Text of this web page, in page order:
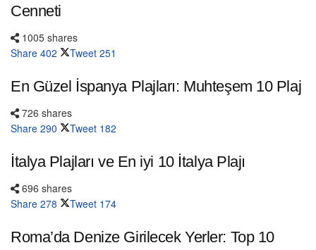
Cenneti
1005 shares
Share 402 Tweet 251
En Güzel İspanya Plajları: Muhteşem 10 Plaj
726 shares
Share 290 Tweet 182
İtalya Plajları ve En iyi 10 İtalya Plajı
696 shares
Share 278 Tweet 174
Roma’da Denize Girilecek Yerler: Top 10